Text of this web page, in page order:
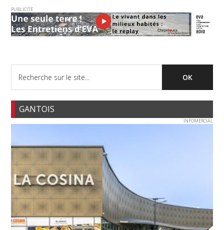
PUBLICITE
GANTOIS
INFOMERCIAL